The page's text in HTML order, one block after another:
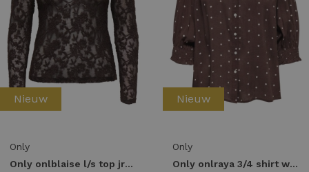
Nieuw
Only
Only onlblaise l/s top jrs 15356155 T-shirt Lange mouw coffee bean
Nieuw
Only
Only onlraya 3/4 shirt wvn noos 15332997 Blouse deep mahogany dots